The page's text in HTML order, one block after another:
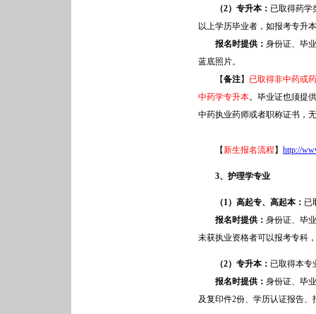
（2）专升本： 已取得药学
以上学历毕业者，如报考专升
报名时提供： 身份证、毕
蓝底照片。
【备注】 已取得非中药或
中药学专升本。毕业证也须提
中药执业药师或者职称证书，
【新生报名流程 】 http://
3、护理学专业
（1）高起专、高起本： 已
报名时提供： 身份证、毕
未获执业资格者可以报考专科
（2）专升本： 已取得本专
报名时提供： 身份证、毕
及复印件2份、学历认证报告